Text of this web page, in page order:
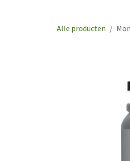
Alle producten